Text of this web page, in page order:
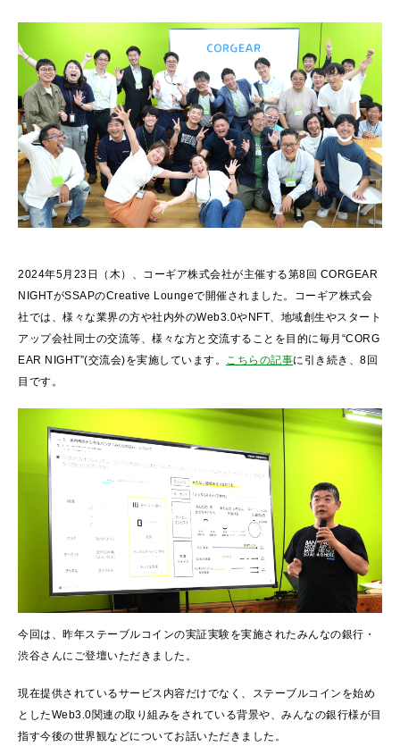
2024年5月23日（木）、コーギア株式会社が主催する第8回 CORGEAR
NIGHTがSSAPのCreative Loungeで開催されました。コーギア株式会
社では、様々な業界の方や社内外のWeb3.0やNFT、地域創生やスタート
アップ会社同士の交流等、様々な方と交流することを目的に毎月“CORG
EAR NIGHT”(交流会)を実施しています。
こちらの記事に引き続き、8回
目です。
今回は、昨年ステーブルコインの実証実験を実施されたみんなの銀行・
渋谷さんにご登壇いただきました。
現在提供されているサービス内容だけでなく、ステーブルコインを始め
としたWeb3.0関連の取り組みをされている背景や、みんなの銀行様が目
指す今後の世界観などについてお話いただきました。